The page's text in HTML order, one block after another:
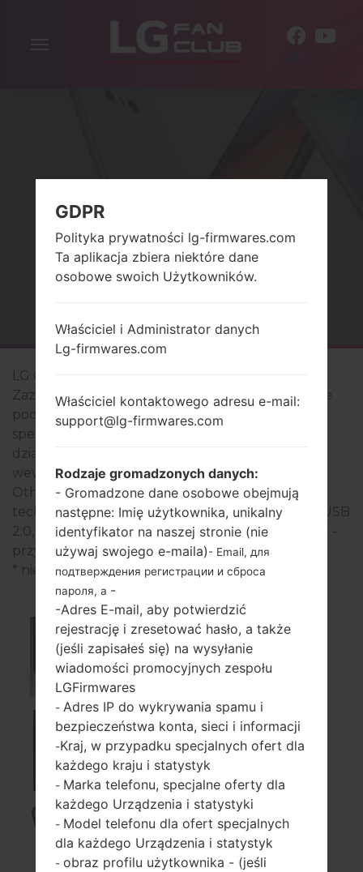
Włącz
SERIALG OTHERS
LG Others
Zazwyczaj urządzenia serii LG Others są podobne
pod względem wyglądu i mają wspólne
specyfikacje techniczne. Modeli serii LG Others
działają na - - - pamięci operacyjnej. Pamięć
wewnętrzna - i obsługuje -. Urządzenia serii LG
Others mają - i obsługują Bluetooth -, a także
technologię GPS tak. Port USB obsługuje microUSB
2.0, a także -. W tej serii używany jest wyświetlacz -
przy rozdzielczości -, typ ekranu -.
* niektóre dane mogą się różnić.
100
102
230
GDPR
Polityka prywatności lg-firmwares.com
Ta aplikacja zbiera niektóre dane
osobowe swoich Użytkowników.
Właściciel i Administrator danych
Lg-firmwares.com
Właściciel kontaktowego adresu e-mail:
support@lg-firmwares.com
Rodzaje gromadzonych danych:
- Gromadzone dane osobowe obejmują
następne: Imię użytkownika, unikalny
identyfikator na naszej stronie (nie
używaj swojego e-maila)- Email, для
подтверждения регистрации и сброса
пароля, а -
-Adres E-mail, aby potwierdzić
rejestrację i zresetować hasło, a także
(jeśli zapisałeś się) na wysyłanie
wiadomości promocyjnych zespołu
LGFirmwares
- Adres IP do wykrywania spamu i
bezpieczeństwa konta, sieci i informacji
-Kraj, w przypadku specjalnych ofert dla
każdego kraju i statystyk
- Marka telefonu, specjalne oferty dla
każdego Urządzenia i statystyki
- Model telefonu dla ofert specjalnych
dla każdego Urządzenia i statystyk
- obraz profilu użytkownika - (jeśli